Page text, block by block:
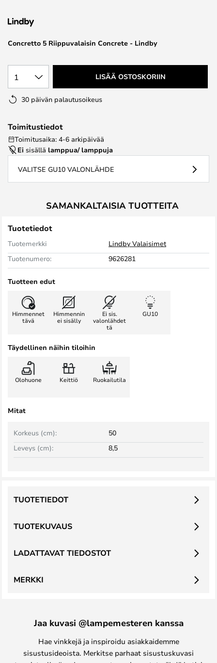
the
gallery
Concretto 5 Riippuvalaisin Concrete - Lindby
1 LISÄÄ OSTOSKORIIN
30 päivän palautusoikeus
Toimitustiedot
Toimitusaika: 4-6 arkipäivää
Ei sisällä lamppua/ lamppuja
VALITSE GU10 VALONLÄHDE
SAMANKALTAISIA TUOTTEITA
Tuotetiedot
Tuotemerkki
Lindby Valaisimet
Tuotenumero:
9626281
Tuotteen edut
Himmennet
tävä
Himmennin
ei sisälly
Ei sis.
valonlähdet
tä
GU10
Täydellinen näihin tiloihin
Olohuone Keittiö Ruokailutila
Mitat
Leveys (cm): 8,5
Korkeus (cm): 50
TUOTEKUVAUS
TUOTETIEDOT
LADATTAVAT TIEDOSTOT
MERKKI
Jaa kuvasi @lampemesteren kanssa
Hae vinkkejä ja inspiroidu asiakkaidemme
sisustusideoista. Merkitse parhaat sisustuskuvasi